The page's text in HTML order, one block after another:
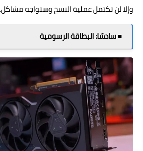
وإلا لن تكتمل عملية النسخ وستواجه مشاكل.
■ سادسًا: البطاقة الرسومية